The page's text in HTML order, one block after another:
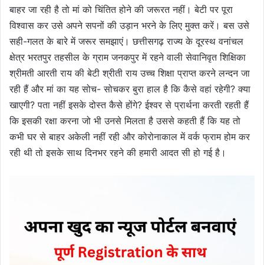
बाहर जा रही है तो मां को चिंतित होने की जरूरत नहीं। बेटी पर पूरा
विश्वास कर उसे अपने सपनों की उड़ान भरने के लिए मुक्त करें। बस उसे
सही-गलत के बारे में जरूर समझाएं। छत्तीसगढ़ राज्य के दूरस्थ वनांचल
क्षेत्र भरतपुर तहसील के ग्राम जनकपुर में रहने वाली सेवानिवृत शिक्षिका
श्रीमती आरती राय की बेटी श्रीती राय उच्च शिक्षा प्राप्त करने लन्दन जा
रही हैं और मां का यह सोच- सोचकर बुरा हाल है कि कैसे वहां रहेगी? क्या
खाएगी? पता नहीं इसके दोस्त कैसे होंगे? ईश्वर से प्रार्थना करती रहती हैं
कि इसकी रक्षा करना जो भी उनसे मिलता है उससे कहती हैं कि यह तो
कभी घर से बाहर अकेली नहीं रही और कोरोनाकाल में वर्क फ्राम होम कर
रही थी तो इसके साथ दिनभर रहने की हमारी आदत सी हो गई है।